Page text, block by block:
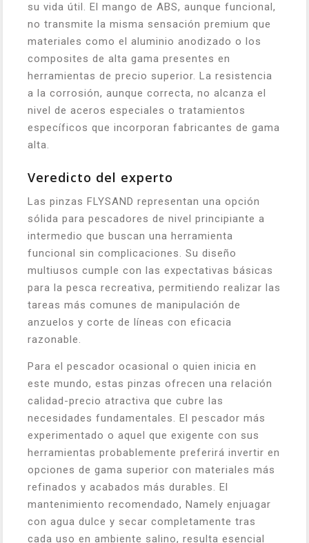
su vida útil. El mango de ABS, aunque funcional,
no transmite la misma sensación premium que
materiales como el aluminio anodizado o los
composites de alta gama presentes en
herramientas de precio superior. La resistencia
a la corrosión, aunque correcta, no alcanza el
nivel de aceros especiales o tratamientos
específicos que incorporan fabricantes de gama
alta.
Veredicto del experto
Las pinzas FLYSAND representan una opción
sólida para pescadores de nivel principiante a
intermedio que buscan una herramienta
funcional sin complicaciones. Su diseño
multiusos cumple con las expectativas básicas
para la pesca recreativa, permitiendo realizar las
tareas más comunes de manipulación de
anzuelos y corte de líneas con eficacia
razonable.
Para el pescador ocasional o quien inicia en
este mundo, estas pinzas ofrecen una relación
calidad-precio atractiva que cubre las
necesidades fundamentales. El pescador más
experimentado o aquel que exigente con sus
herramientas probablemente preferirá invertir en
opciones de gama superior con materiales más
refinados y acabados más durables. El
mantenimiento recomendado, Namely enjuagar
con agua dulce y secar completamente tras
cada uso en ambiente salino, resulta esencial